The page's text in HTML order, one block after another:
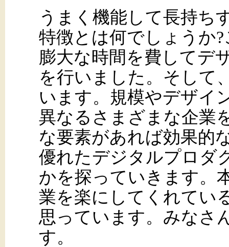
うまく機能して長持ち
特徴とは何でしょうか
膨大な時間を費してデ
を行いました。そして
います。規模やデザイ
異なるさまざまな企業
な要素があれば効果的
優れたデジタルプロダ
かを探っていきます。
業を楽にしてくれてい
思っています。みなさ
す。